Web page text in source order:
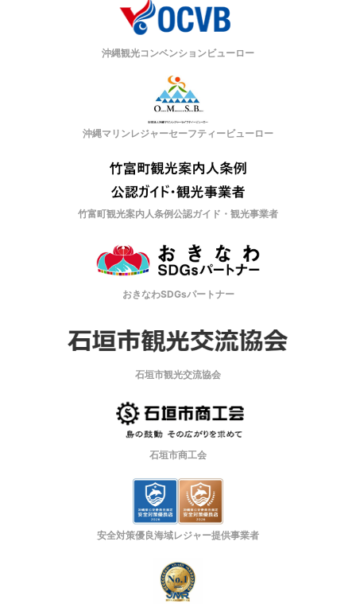
沖縄観光コンベンションビューロー
沖縄マリンレジャーセーフティービューロー
竹富町観光案内人条例公認ガイド・観光事業者
おきなわSDGsパートナー
石垣市観光交流協会
石垣市商工会
安全対策優良海域レジャー提供事業者